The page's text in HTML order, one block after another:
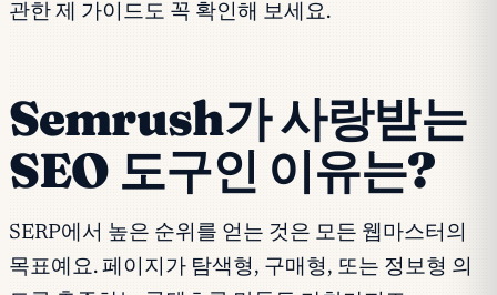
관한 제 가이드도 꼭 확인해 보세요.
Semrush가 사랑받는
SEO 도구인 이유는?
SERP에서 높은 순위를 얻는 것은 모든 웹마스터의
목표예요. 페이지가 탐색형, 구매형, 또는 정보형 의